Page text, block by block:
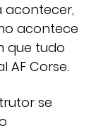
acontecer,
acontece
que tudo
AF Corse.
se